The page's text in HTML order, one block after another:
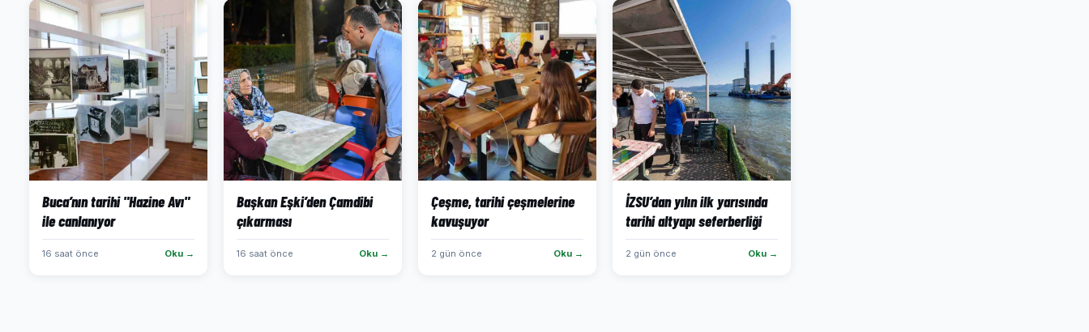
Buca’nın tarihi "Hazine Avı"
ile canlanıyor
16 saat önce Oku →
Başkan Eşki’den Çamdibi
çıkarması
16 saat önce Oku →
Çeşme, tarihi çeşmelerine
kavuşuyor
2 gün önce Oku →
İZSU’dan yılın ilk yarısında
tarihi altyapı seferberliği
2 gün önce Oku →